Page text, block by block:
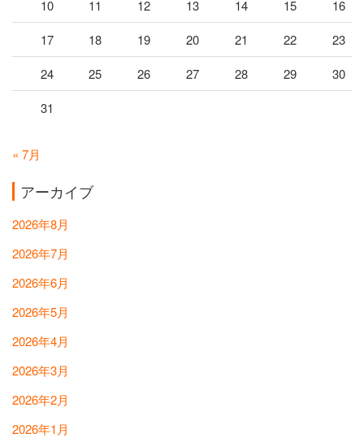
10 11 12 13 14 15
16
17
18 19 20 21 22
23
24
25 26 27 28 29
30
31
« 7月
アーカイブ
2026年8月
2026年7月
2026年6月
2026年5月
2026年4月
2026年3月
2026年2月
2026年1月